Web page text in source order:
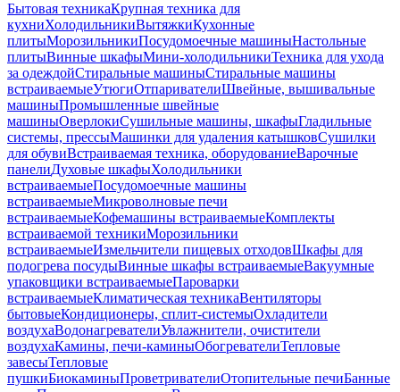
Бытовая техникаКрупная техника для
кухниХолодильникиВытяжкиКухонные
плитыМорозильникиПосудомоечные машиныНастольные
плитыВинные шкафыМини-холодильникиТехника для ухода
за одеждойСтиральные машиныСтиральные машины
встраиваемыеУтюгиОтпаривателиШвейные, вышивальные
машиныПромышленные швейные
машиныОверлокиСушильные машины, шкафыГладильные
системы, прессыМашинки для удаления катышковСушилки
для обувиВстраиваемая техника, оборудованиеВарочные
панелиДуховые шкафыХолодильники
встраиваемыеПосудомоечные машины
встраиваемыеМикроволновые печи
встраиваемыеКофемашины встраиваемыеКомплекты
встраиваемой техникиМорозильники
встраиваемыеИзмельчители пищевых отходовШкафы для
подогрева посудыВинные шкафы встраиваемыеВакуумные
упаковщики встраиваемыеПароварки
встраиваемыеКлиматическая техникаВентиляторы
бытовыеКондиционеры, сплит-системыОхладители
воздухаВодонагревателиУвлажнители, очистители
воздухаКамины, печи-каминыОбогревателиТепловые
завесыТепловые
пушкиБиокаминыПроветривателиОтопительные печиБанные